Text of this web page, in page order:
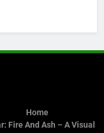
Home
Fire And Ash – A Visual